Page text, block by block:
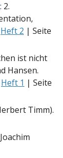
: 2.
Heft 2 | Seite
ist nicht
Hansen.
Heft 1 | Seite
Timm).